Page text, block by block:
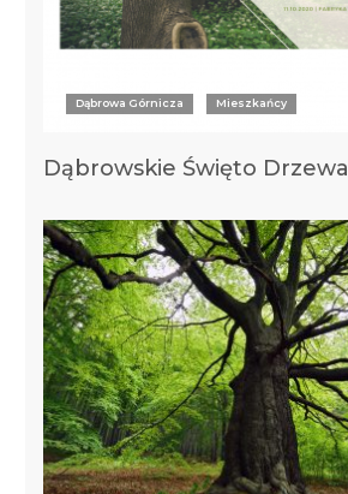
Dąbrowa Górnicza Mieszkańcy
Dąbrowskie Święto Drzewa